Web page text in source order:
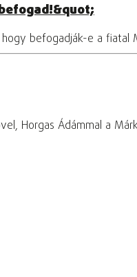
befogadják-e a
Horgas Ádámmal a